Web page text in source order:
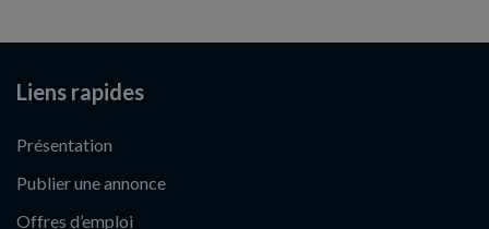
Liens rapides
Présentation
Publier une annonce
Offres d’emploi